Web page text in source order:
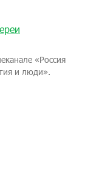
«Россия
и люди».